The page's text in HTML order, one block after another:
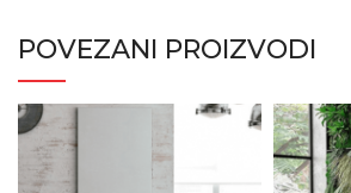
POVEZANI PROIZVODI